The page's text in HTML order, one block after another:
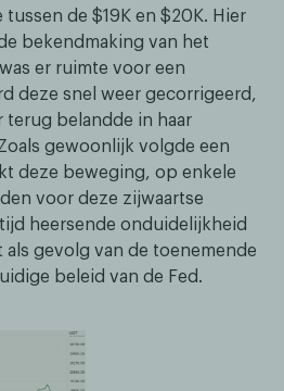
de $19K en $20K. Hier
bekendmaking van het
er ruimte voor een
deze snel weer gecorrigeerd,
terug belandde in haar
gewoonlijk volgde een
deze beweging, op enkele
voor deze zijwaartse
heersende onduidelijkheid
gevolg van de toenemende
beleid van de Fed.